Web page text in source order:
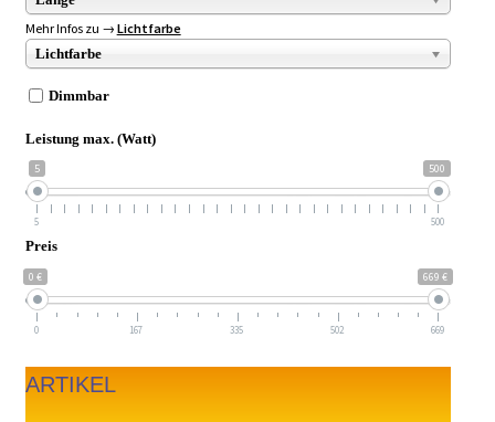
Mehr Infos zu → Lichtfarbe
Lichtfarbe
Dimmbar
Leistung max. (Watt)
5 500
5 500
Preis
0 € 669 €
0 167 335 502 669
ARTIKEL